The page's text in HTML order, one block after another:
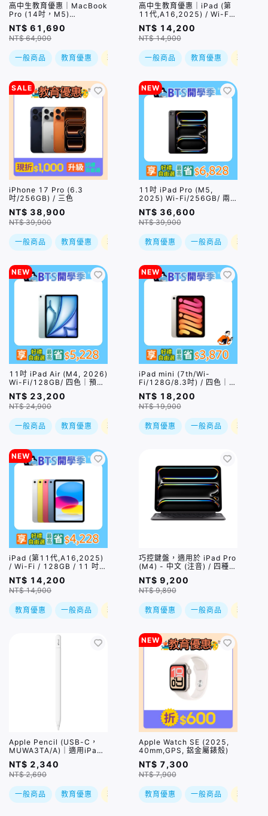
高中生教育優惠｜MacBook
Pro (14吋，M5)
(10C/10C
GPU/16GB/1TB) / 兩色｜
預購，到貨後依訂單順序出
NT$ 61,690
NT$ 64,900
一般商品 教育優惠 現折
高中生教育優惠｜iPad (第
11代,A16,2025) / Wi-Fi /
128GB / 11 吋 / 四色｜預
購，到貨後依訂單順序出貨
NT$ 14,200
NT$ 14,900
一般商品 教育優惠 現折
SALE
iPhone 17 Pro (6.3
吋/256GB) / 三色
NT$ 38,900
NT$ 39,900
一般商品 教育優惠 現折
NEW
11吋 iPad Pro (M5,
2025) Wi-Fi/256GB/ 兩
色｜預購，到貨後依訂單順
序出貨
NT$ 36,600
NT$ 39,900
教育優惠 一般商品 現折
NEW
11吋 iPad Air (M4, 2026)
Wi-Fi/128GB/ 四色｜預
購，到貨後依訂單順序出貨
NT$ 23,200
NT$ 24,900
一般商品 教育優惠 現折
NEW
iPad mini (7th/Wi-
Fi/128G/8.3吋) / 四色｜可
搭配Apple Pencil Pro｜預
購，到貨後依訂單順序出貨
NT$ 18,200
NT$ 19,900
教育優惠 一般商品 現折
NEW
iPad (第11代,A16,2025)
/ Wi-Fi / 128GB / 11 吋 /
四色｜預購，到貨後依訂單
順序出貨
NT$ 14,200
NT$ 14,900
教育優惠 一般商品 現折
巧控鍵盤，適用於 iPad Pro
(M4) - 中文 (注音) / 四種規
NT$ 9,200
NT$ 9,890
教育優惠 一般商品 現折
Apple Pencil (USB-C，
MUWA3TA/A)｜適用iPad
Pro / iPad Air 5 / iPad
10/ iPad mini 6
NT$ 2,340
NT$ 2,690
一般商品 教育優惠 現折
NEW
Apple Watch SE (2025,
40mm,GPS, 鋁金屬錶殼)
NT$ 7,300
NT$ 7,900
教育優惠 一般商品 現折